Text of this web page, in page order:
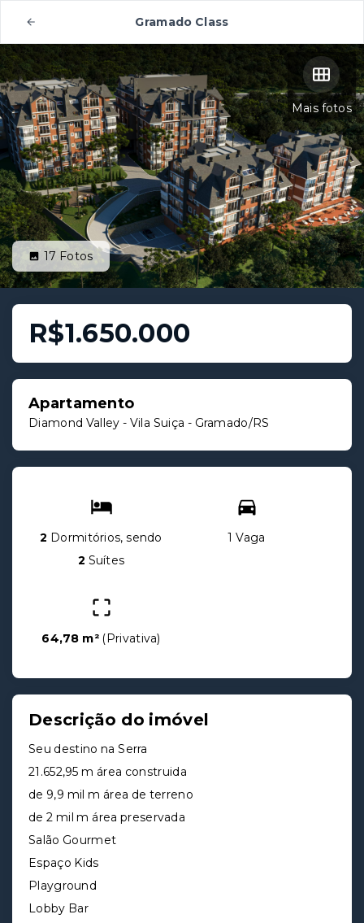
Gramado Class
Mais fotos
17 Fotos
R$1.650.000
Apartamento
Diamond Valley - Vila Suiça - Gramado/RS
2 Dormitórios, sendo
2 Suítes
1 Vaga
64,78 m² (Privativa)
Descrição do imóvel
Seu destino na Serra
21.652,95 m área construida
de 9,9 mil m área de terreno
de 2 mil m área preservada
Salão Gourmet
Espaço Kids
Playground
Lobby Bar